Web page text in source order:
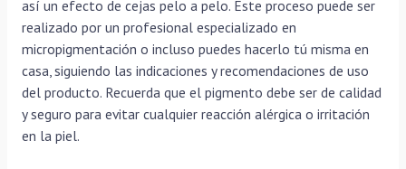
así un efecto de cejas pelo a pelo. Este proceso puede ser
realizado por un profesional especializado en
micropigmentación o incluso puedes hacerlo tú misma en
casa, siguiendo las indicaciones y recomendaciones de uso
del producto. Recuerda que el pigmento debe ser de calidad
y seguro para evitar cualquier reacción alérgica o irritación
en la piel.